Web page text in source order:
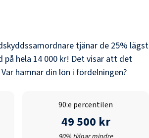
tjänar de 25% lägst
på hela 14 000 kr! Det visar att det
hamnar din lön i fördelningen?
90:e percentilen
49 500 kr